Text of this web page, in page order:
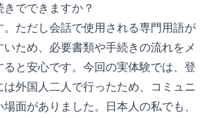
でできますか？
ただし会話で使用される専門用語が
ため、必要書類や手続きの流れをメ
と安心です。今回の実体験では、登
外国人二人で行ったため、コミュニ
面がありました。日本人の私でも、